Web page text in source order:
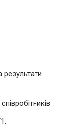
результати